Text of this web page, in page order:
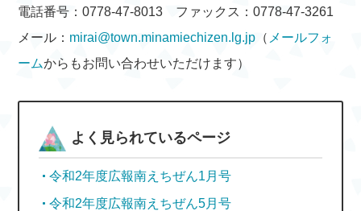
電話番号：0778-47-8013 ファックス：0778-47-3261
メール： mirai@town.minamiechizen.lg.jp （ メールフォ
ームからもお問い合わせいただけます）
よく見られているページ
令和2年度広報南えちぜん1月号
令和2年度広報南えちぜん5月号